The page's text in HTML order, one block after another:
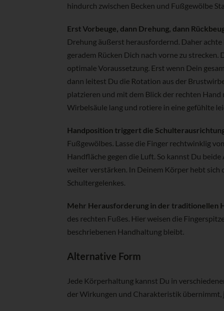
hindurch zwischen Becken und Fußgewölbe
Erst Vorbeuge, dann Drehung, dann
Drehung äußerst herausfordernd. Daher
geradem Rücken Dich nach vorne zu
optimale Voraussetzung. Erst wenn Dein
dann leitest Du die Rotation aus der
platzieren und mit dem Blick der rechten
Wirbelsäule lang und rotiere in eine gefühlte
Handposition triggert die
Fußgewölbes. Lasse die Finger rechtwinklig
Handfläche gegen die Luft. So kannst Du
weiter verstärken. In Deinem Körper hebt
Schultergelenkes.
Mehr Herausforderung in der traditionellen
des rechten Fußes. Hier weisen die
beschriebenen Handhaltung bleibt.
Alternative Form
Jede Körperhaltung kannst Du in
der Wirkungen und Charakteristik übernimmt,